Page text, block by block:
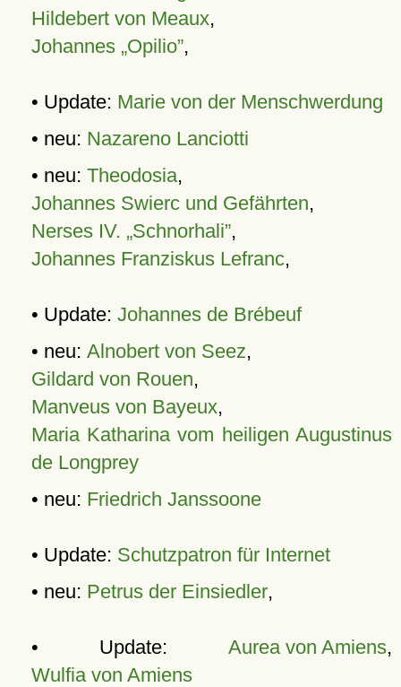
Hildebert von Meaux,
Johannes „Opilio”,
• Update: Marie von der Menschwerdung
• neu: Nazareno Lanciotti
• neu: Theodosia,
Johannes Swierc und Gefährten,
Nerses IV. „Schnorhali”,
Johannes Franziskus Lefranc,
• Update: Johannes de Brébeuf
• neu: Alnobert von Seez,
Gildard von Rouen,
Manveus von Bayeux,
Maria Katharina vom heiligen Augustinus
de Longprey
• neu: Friedrich Janssoone
• Update: Schutzpatron für Internet
• neu: Petrus der Einsiedler,
• Update: Aurea von Amiens,
Wulfia von Amiens